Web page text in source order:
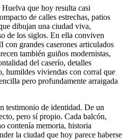
que hoy resulta casi
de calles estrechas, patios
dibujan una ciudad viva,
de los siglos. En ella conviven
grandes caserones articulados
también guiños modernistas,
del caserío, detalles
humildes viviendas con corral que
pero profundamente arraigada
testimonio de identidad. De un
pero sí propio. Cada balcón,
contenía memoria, historia
la ciudad que hoy parece haberse